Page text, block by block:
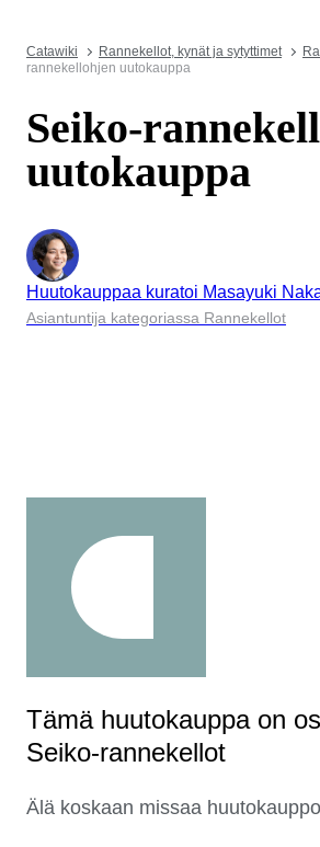
Catawiki Rannekellot, kynät ja sytyttimet
rannekellohjen uutokauppa
Seiko-
uutokauppa
Huutokauppaa kuratoi Masayuki
Asiantuntija kategoriassa Rannekellot
Tämä huutokauppa on
Seiko-rannekellot
Älä koskaan missaa